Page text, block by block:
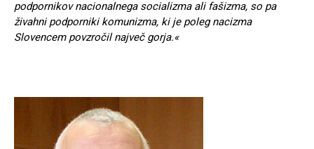
podpornikov nacionalnega socializma ali fašizma, so pa
živahni podporniki komunizma, ki je poleg nacizma
Slovencem povzročil največ gorja.«